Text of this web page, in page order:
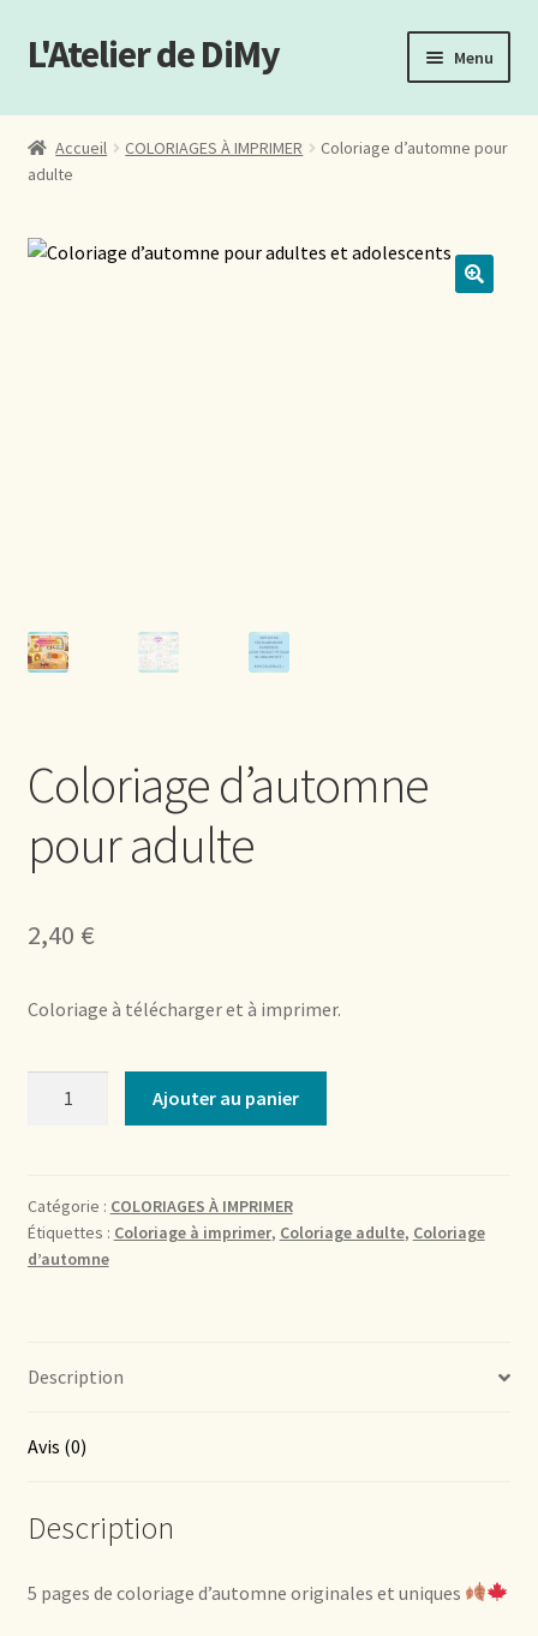
Aller
à
navigation
Aller
au
L'Atelier de DiMy Menu
Qui suis-je ?
FAQ
Mon compte
Accueil COLORIAGES À IMPRIMER
Coloriage d’automne pour
adulte
Coloriage d’automne
pour adulte
2,40 €
Coloriage à télécharger et à imprimer.
pour
adulte
Ajouter au panier
Catégorie : COLORIAGES À IMPRIMER
Étiquettes : Coloriage à imprimer, Coloriage adulte, Coloriage
d’automne
Description
Avis (0)
Description
5 pages de coloriage d’automne originales et uniques